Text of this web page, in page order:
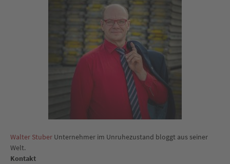
Walter Stuber Unternehmer im Unruhezustand bloggt aus seiner
Welt.
Kontakt